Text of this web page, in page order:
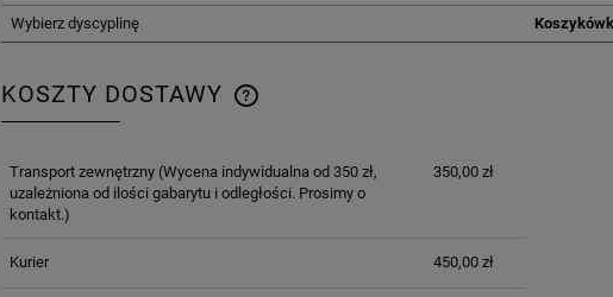
Wybierz dyscyplinę
KOSZTY DOSTAWY
KOSZTÓW PŁATNOŚCI
Transport zewnętrzny(Wycena indywidualna od 350 zł,
uzależniona od ilości gabarytu i odległości. Prosimy o
kontakt.)
350,00 zł
Kurier 450,00 zł